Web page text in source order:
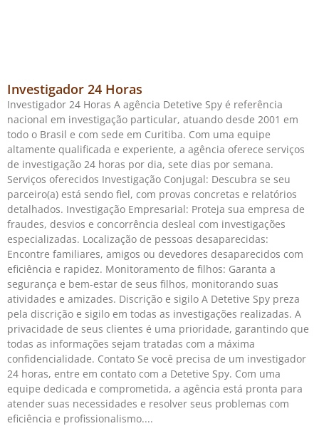
Investigador 24 Horas
Investigador 24 Horas A agência Detetive Spy é referência
nacional em investigação particular, atuando desde 2001 em
todo o Brasil e com sede em Curitiba. Com uma equipe
altamente qualificada e experiente, a agência oferece serviços
de investigação 24 horas por dia, sete dias por semana.
Serviços oferecidos Investigação Conjugal: Descubra se seu
parceiro(a) está sendo fiel, com provas concretas e relatórios
detalhados. Investigação Empresarial: Proteja sua empresa de
fraudes, desvios e concorrência desleal com investigações
especializadas. Localização de pessoas desaparecidas:
Encontre familiares, amigos ou devedores desaparecidos com
eficiência e rapidez. Monitoramento de filhos: Garanta a
segurança e bem-estar de seus filhos, monitorando suas
atividades e amizades. Discrição e sigilo A Detetive Spy preza
pela discrição e sigilo em todas as investigações realizadas. A
privacidade de seus clientes é uma prioridade, garantindo que
todas as informações sejam tratadas com a máxima
confidencialidade. Contato Se você precisa de um investigador
24 horas, entre em contato com a Detetive Spy. Com uma
equipe dedicada e comprometida, a agência está pronta para
atender suas necessidades e resolver seus problemas com
eficiência e profissionalismo.